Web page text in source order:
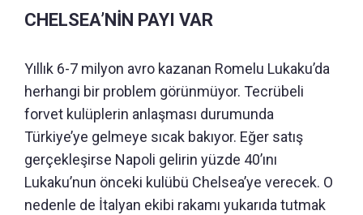
CHELSEA’NİN PAYI VAR
Yıllık 6-7 milyon avro kazanan Romelu Lukaku’da
herhangi bir problem görünmüyor. Tecrübeli
forvet kulüplerin anlaşması durumunda
Türkiye’ye gelmeye sıcak bakıyor. Eğer satış
gerçekleşirse Napoli gelirin yüzde 40’ını
Lukaku’nun önceki kulübü Chelsea’ye verecek. O
nedenle de İtalyan ekibi rakamı yukarıda tutmak